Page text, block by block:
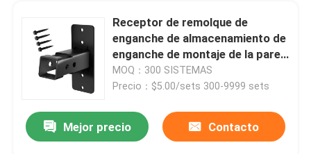
Receptor de remolque de
enganche de almacenamiento de
enganche de montaje de la pared
de la bicicleta y el organizador
de carga de carga
MOQ：300 SISTEMAS
Precio：$5.00/sets 300-9999 sets
Mejor precio Contacto